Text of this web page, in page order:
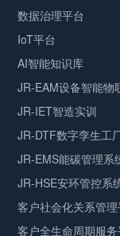
数据治理平台
IoT平台
AI智能知识库
JR-EAM设备智能物
JR-IET智造实训
JR-DTF数字孪生工
JR-EMS能碳管理系
JR-HSE安环管控系
客户社会化关系管理
客户全生命周期服务